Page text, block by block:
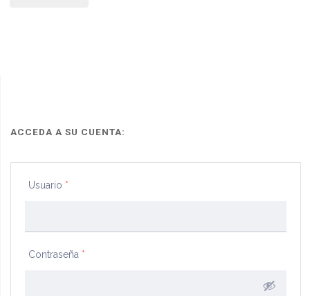
falta
agua"
ACCEDA A SU CUENTA:
Usuario *
Contraseña *